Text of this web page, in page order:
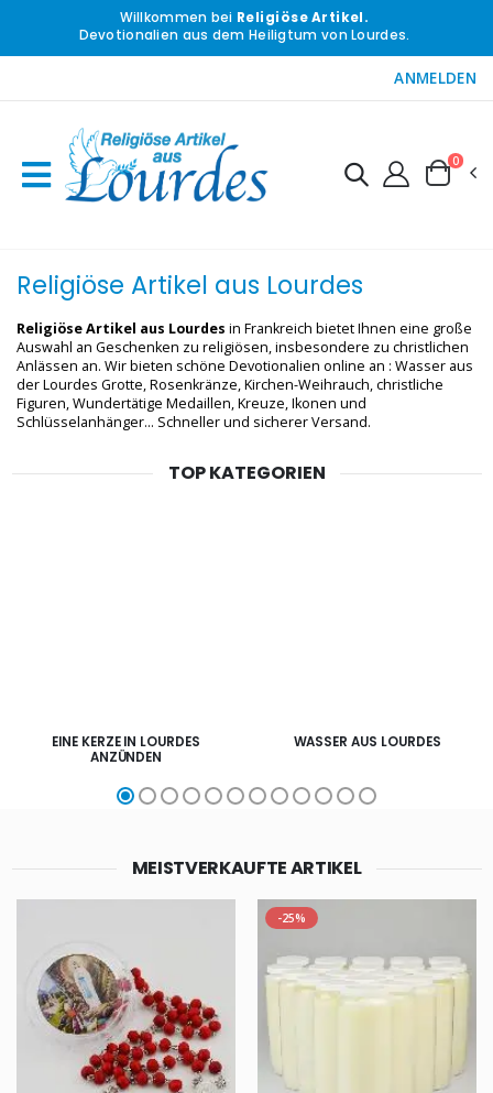
Willkommen bei Religiöse Artikel.
Devotionalien aus dem Heiligtum von Lourdes.
ANMELDEN
0
Religiöse Artikel aus Lourdes
Religiöse Artikel aus Lourdes in Frankreich bietet Ihnen eine große
Auswahl an Geschenken zu religiösen, insbesondere zu christlichen
Anlässen an. Wir bieten schöne Devotionalien online an : Wasser aus
der Lourdes Grotte, Rosenkränze, Kirchen-Weihrauch, christliche
Figuren, Wundertätige Medaillen, Kreuze, Ikonen und
Schlüsselanhänger... Schneller und sicherer Versand.
TOP KATEGORIEN
EINE KERZE IN LOURDES
ANZÜNDEN
WASSER AUS LOURDES
MEISTVERKAUFTE ARTIKEL
-25%